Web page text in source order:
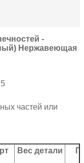
-
Нержавеющая
частей или
Вес детали